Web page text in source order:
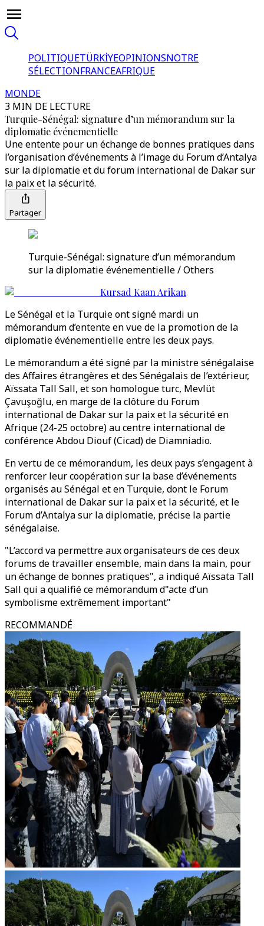
POLITIQUETÜRKİYEOPINIONSNOTRE
SÉLECTIONFRANCEAFRIQUE
MONDE
3 MIN DE LECTURE
Turquie-Sénégal: signature d’un mémorandum sur la
diplomatie événementielle
Une entente pour un échange de bonnes pratiques dans
l’organisation d’événements à l’image du Forum d’Antalya
sur la diplomatie et du forum international de Dakar sur
la paix et la sécurité.
Partager
Turquie-Sénégal: signature d’un mémorandum
sur la diplomatie événementielle / Others
Kursad Kaan Arikan
Le Sénégal et la Turquie ont signé mardi un
mémorandum d’entente en vue de la promotion de la
diplomatie événementielle entre les deux pays.
Le mémorandum a été signé par la ministre sénégalaise
des Affaires étrangères et des Sénégalais de l’extérieur,
Aïssata Tall Sall, et son homologue turc, Mevlüt
Çavuşoğlu, en marge de la clôture du Forum
international de Dakar sur la paix et la sécurité en
Afrique (24-25 octobre) au centre international de
conférence Abdou Diouf (Cicad) de Diamniadio.
En vertu de ce mémorandum, les deux pays s’engagent à
renforcer leur coopération sur la base d’événements
organisés au Sénégal et en Turquie, dont le Forum
international de Dakar sur la paix et la sécurité, et le
Forum d’Antalya sur la diplomatie, précise la partie
sénégalaise.
"L’accord va permettre aux organisateurs de ces deux
forums de travailler ensemble, main dans la main, pour
un échange de bonnes pratiques", a indiqué Aïssata Tall
Sall qui a qualifié ce mémorandum d"acte d’un
symbolisme extrêmement important"
RECOMMANDÉ